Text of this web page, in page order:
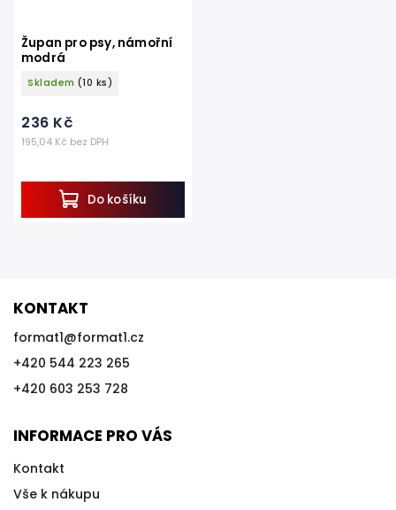
Župan pro psy, námořní
modrá
Skladem (10 ks)
195,04 Kč bez DPH
236 Kč
Do košíku
KONTAKT
format1@format1.cz
+420 544 223 265
+420 603 253 728
INFORMACE PRO VÁS
Kontakt
Vše k nákupu